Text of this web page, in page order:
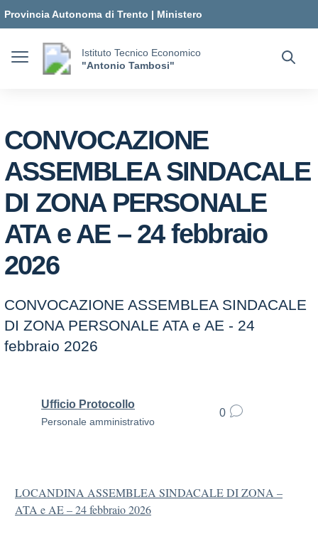
Provincia Autonoma di Trento | Ministero
dell'Istruzione e del Merito
Istituto Tecnico Economico
"Antonio Tambosi"
CONVOCAZIONE
ASSEMBLEA SINDACALE
DI ZONA PERSONALE
ATA e AE – 24 febbraio
2026
CONVOCAZIONE ASSEMBLEA SINDACALE
DI ZONA PERSONALE ATA e AE - 24
febbraio 2026
Ufficio Protocollo
Personale amministrativo
0
LOCANDINA ASSEMBLEA SINDACALE DI ZONA –
ATA e AE – 24 febbraio 2026